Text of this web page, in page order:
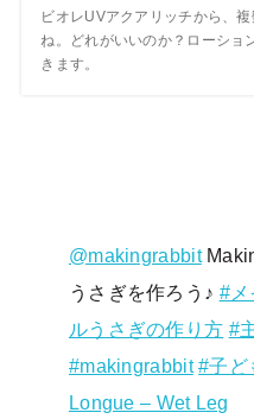
ビオレUVアクアリッチから、
ね。どれがいいのか？ローショ
きます。
@makingrabbit
うさぎを作ろう♪ #メ
ルうさぎの作り方 #
#makingrabbit #子ど
Longue – Wet Leg